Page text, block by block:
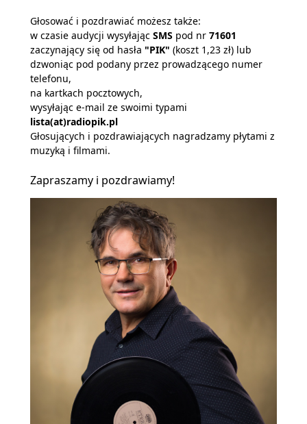
Głosować i pozdrawiać możesz także:
w czasie audycji wysyłając SMS pod nr 71601
zaczynający się od hasła "PIK" (koszt 1,23 zł) lub
dzwoniąc pod podany przez prowadzącego numer
telefonu,
na kartkach pocztowych,
wysyłając e-mail ze swoimi typami
lista(at)radiopik.pl
Głosujących i pozdrawiających nagradzamy płytami z
muzyką i filmami.
Zapraszamy i pozdrawiamy!